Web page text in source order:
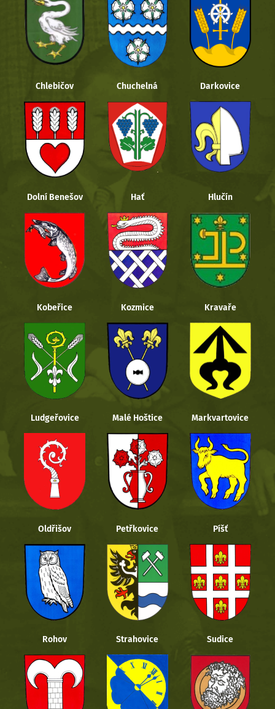
Chlebičov Chuchelná Darkovice
Dolní Benešov Hať Hlučín
Kobeřice Kozmice Kravaře
Ludgeřovice Malé Hoštice Markvartovice
Oldřišov Petřkovice Píšť
Rohov Strahovice Sudice